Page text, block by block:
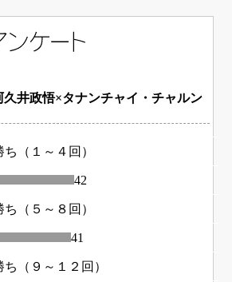
井政悟×タナンチャイ・チャルン
（１～４回）
42
（５～８回）
41
（９～１２回）